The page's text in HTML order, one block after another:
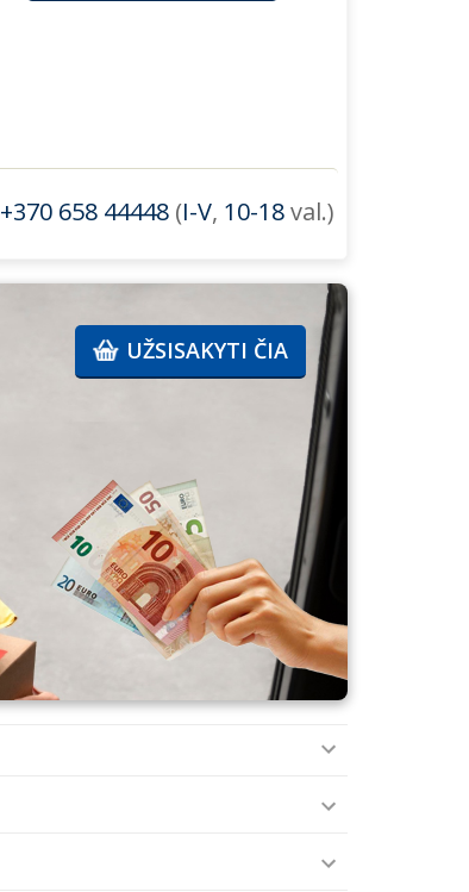
+370 658 44448 (I-V, 10-18val.)
UŽSISAKYTI ČIA